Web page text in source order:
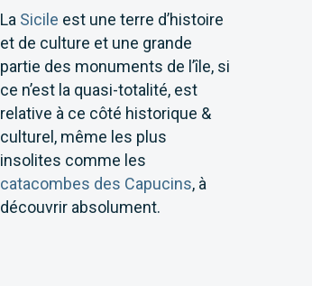
La Sicile est une terre d’histoire
et de culture et une grande
partie des monuments de l’île, si
ce n’est la quasi-totalité, est
relative à ce côté historique &
culturel, même les plus
insolites comme les
catacombes des Capucins, à
découvrir absolument.